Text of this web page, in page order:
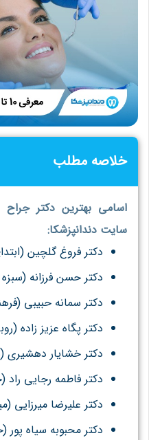
خلاصه مطلب
اسامی بهترین دکتر جراح
سایت دندانپزشکا:
دکتر فروغ گلچین
دکتر حسن فرزانه
دکتر سمانه حبیبی
دکتر پگاه عزیز زاده
دکتر خشایار دهشیری
دکتر فاطمه رجایی راد
دکتر علیرضا میرزایی
دکتر محبوبه سیاه پور